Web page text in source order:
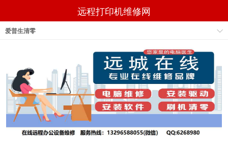
远程打印机维修网
爱普生清零